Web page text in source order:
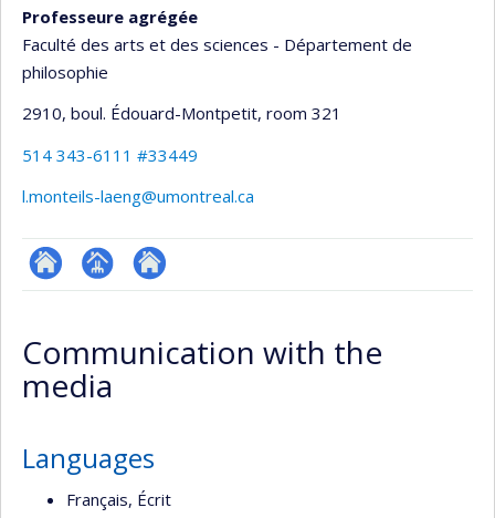
Professeure agrégée
Faculté des arts et des sciences - Département de
philosophie
2910, boul. Édouard-Montpetit, room 321
514 343-6111 #33449
l.monteils-laeng@umontreal.ca
ResearchGate
Page
(faculté,département,école)
Autre
web
Communication with the
media
Languages
Français, Écrit